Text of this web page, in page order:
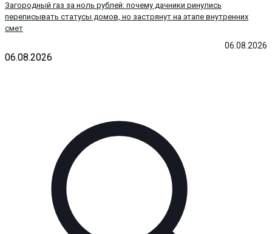
06.08.2026
Загородный газ за ноль рублей: почему дачники ринулись
переписывать статусы домов, но застрянут на этапе внутренних
смет
06.08.2026